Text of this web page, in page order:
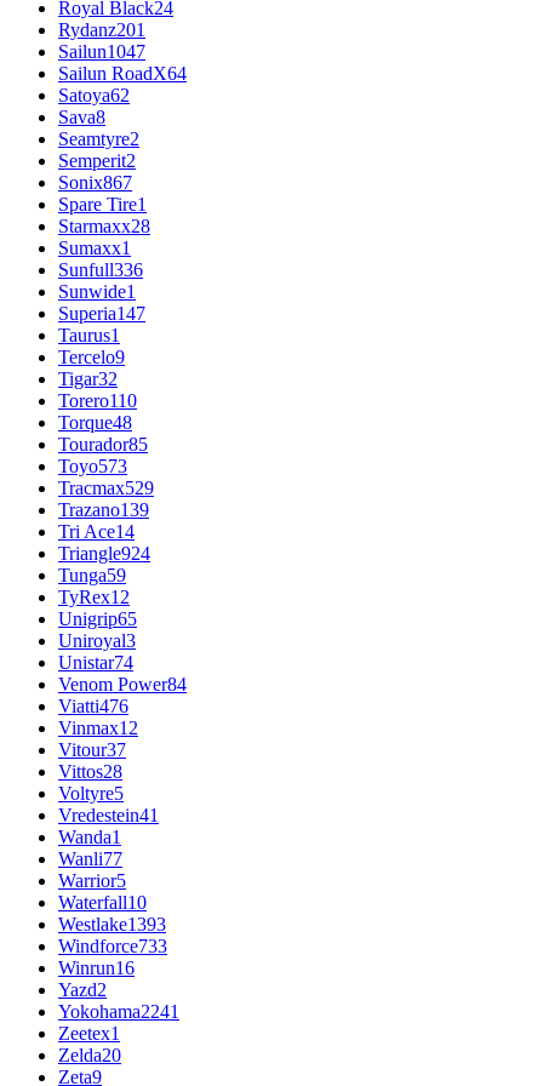
Royal Black24
Rydanz201
Sailun1047
Sailun RoadX64
Satoya62
Sava8
Seamtyre2
Semperit2
Sonix867
Spare Tire1
Starmaxx28
Sumaxx1
Sunfull336
Sunwide1
Superia147
Taurus1
Tercelo9
Tigar32
Torero110
Torque48
Tourador85
Toyo573
Tracmax529
Trazano139
Tri Ace14
Triangle924
Tunga59
TyRex12
Unigrip65
Uniroyal3
Unistar74
Venom Power84
Viatti476
Vinmax12
Vitour37
Vittos28
Voltyre5
Vredestein41
Wanda1
Wanli77
Warrior5
Waterfall10
Westlake1393
Windforce733
Winrun16
Yazd2
Yokohama2241
Zeetex1
Zelda20
Zeta9